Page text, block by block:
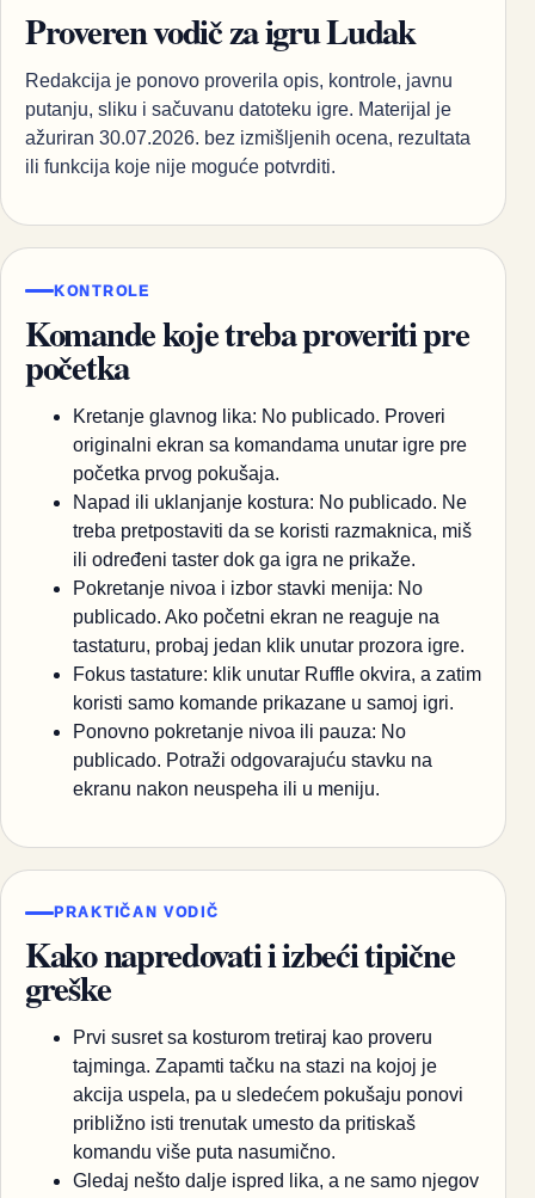
Proveren vodič za igru Ludak
Redakcija je ponovo proverila opis, kontrole, javnu
putanju, sliku i sačuvanu datoteku igre. Materijal je
ažuriran 30.07.2026. bez izmišljenih ocena, rezultata
ili funkcija koje nije moguće potvrditi.
KONTROLE
Komande koje treba proveriti pre
početka
Kretanje glavnog lika: No publicado. Proveri
originalni ekran sa komandama unutar igre pre
početka prvog pokušaja.
Napad ili uklanjanje kostura: No publicado. Ne
treba pretpostaviti da se koristi razmaknica, miš
ili određeni taster dok ga igra ne prikaže.
Pokretanje nivoa i izbor stavki menija: No
publicado. Ako početni ekran ne reaguje na
tastaturu, probaj jedan klik unutar prozora igre.
Fokus tastature: klik unutar Ruffle okvira, a zatim
koristi samo komande prikazane u samoj igri.
Ponovno pokretanje nivoa ili pauza: No
publicado. Potraži odgovarajuću stavku na
ekranu nakon neuspeha ili u meniju.
PRAKTIČAN VODIČ
Kako napredovati i izbeći tipične
greške
Prvi susret sa kosturom tretiraj kao proveru
tajminga. Zapamti tačku na stazi na kojoj je
akcija uspela, pa u sledećem pokušaju ponovi
približno isti trenutak umesto da pritiskaš
komandu više puta nasumično.
Gledaj nešto dalje ispred lika, a ne samo njegov